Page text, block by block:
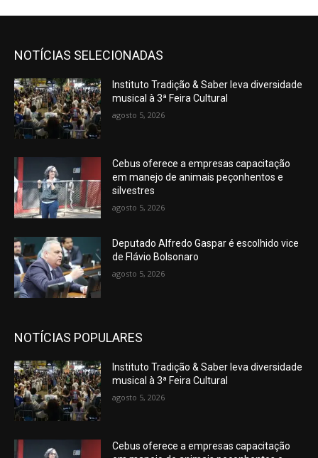
NOTÍCIAS SELECIONADAS
Instituto Tradição & Saber leva diversidade
musical à 3ª Feira Cultural
agosto 5, 2026
Cebus oferece a empresas capacitação
em manejo de animais peçonhentos e
silvestres
agosto 5, 2026
Deputado Alfredo Gaspar é escolhido vice
de Flávio Bolsonaro
agosto 5, 2026
NOTÍCIAS POPULARES
Instituto Tradição & Saber leva diversidade
musical à 3ª Feira Cultural
agosto 5, 2026
Cebus oferece a empresas capacitação